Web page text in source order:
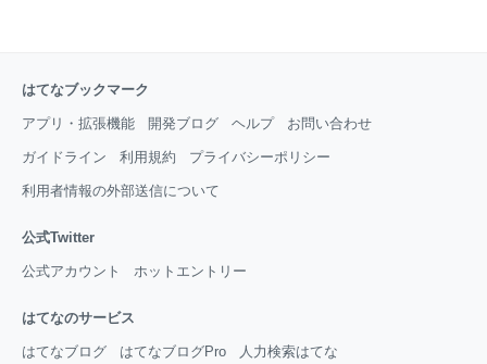
はてなブックマーク
アプリ・拡張機能 開発ブログ ヘルプ お問い合わせ
ガイドライン 利用規約 プライバシーポリシー
利用者情報の外部送信について
公式Twitter
公式アカウント ホットエントリー
はてなのサービス
はてなブログ はてなブログPro 人力検索はてな